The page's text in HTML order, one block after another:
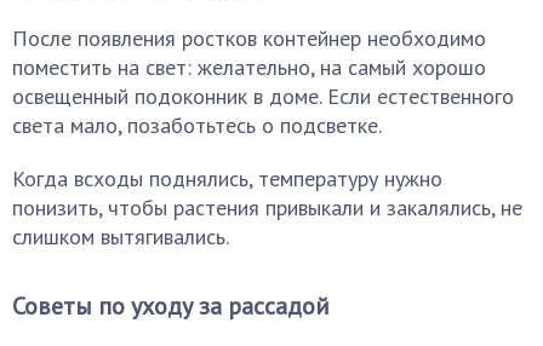
После появления ростков контейнер необходимо
поместить на свет: желательно, на самый хорошо
освещенный подоконник в доме. Если естественного
света мало, позаботьтесь о подсветке.
Когда всходы поднялись, температуру нужно
понизить, чтобы растения привыкали и закалялись, не
слишком вытягивались.
Советы по уходу за рассадой